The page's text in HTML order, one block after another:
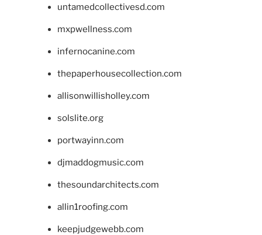
untamedcollectivesd.com
mxpwellness.com
infernocanine.com
thepaperhousecollection.com
allisonwillisholley.com
solslite.org
portwayinn.com
djmaddogmusic.com
thesoundarchitects.com
allin1roofing.com
keepjudgewebb.com